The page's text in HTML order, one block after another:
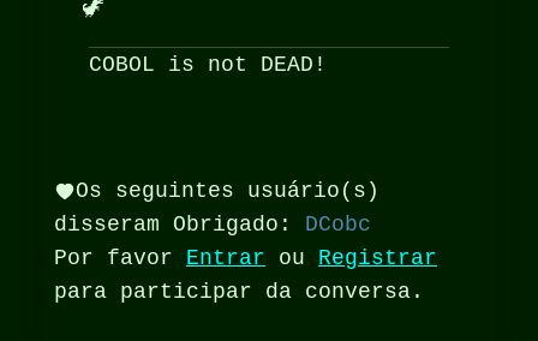
🦖
COBOL is not DEAD!
Os seguintes usuário(s)
disseram Obrigado: DCobc
Por favor Entrar ou Registrar
para participar da conversa.